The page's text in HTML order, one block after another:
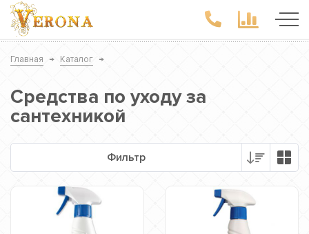
Главная → Каталог →
Средства по уходу за
сантехникой
Фильтр